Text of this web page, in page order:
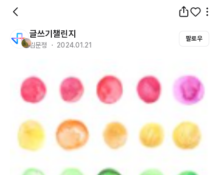
글쓰기챌린지
김문정 ・ 2024.01.21
팔로우